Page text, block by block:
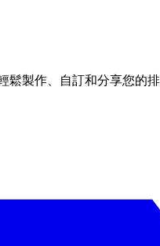
鬆製作、自訂和分享您的排